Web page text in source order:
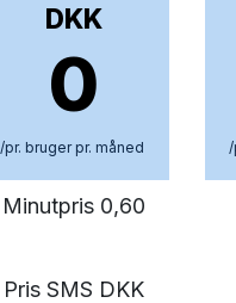
DKK
0
/pr. bruger pr. måned
Minutpris 0,60
Pris SMS DKK